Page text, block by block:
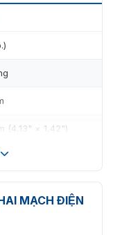
hơn.
bảo kết nối an
và cáp tín hiệu
(4,13" × 1,42")
Bullet
MẠCH ĐIỆN